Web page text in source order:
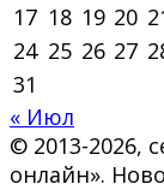
17 18 19 20
24 25 26 27
31
« Июл
© 2013-2026,
онлайн».